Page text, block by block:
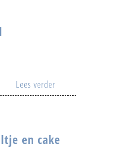
Lees verder
en cake